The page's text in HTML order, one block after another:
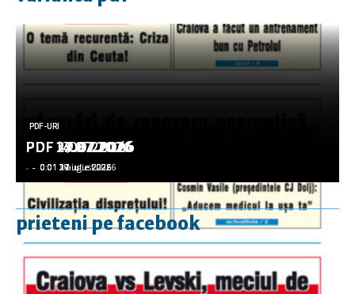
PDF-URI
PDF 3.08.2026
- - 0:01 3 august 2026
PDF-URI
PDF 29.07.2026
- - 0:01 29 iulie 2026
PDF-URI
PDF 27.07.2026
- - 0:01 27 iulie 2026
PDF-URI
PDF 17.07.2026
- - 0:01 17 iulie 2026
PDF-URI
PDF 14.07.2026
- - 0:01 14 iulie 2026
prieteni pe facebook